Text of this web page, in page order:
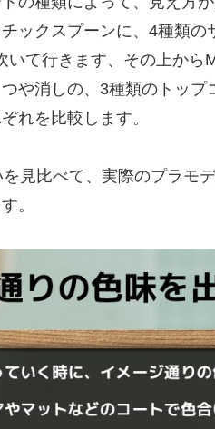
ックスプーンに、4種類
いて行きます、その上から
や消しの、3種類のトッ
れを比較します。
見比べて、実際のプラモ
。